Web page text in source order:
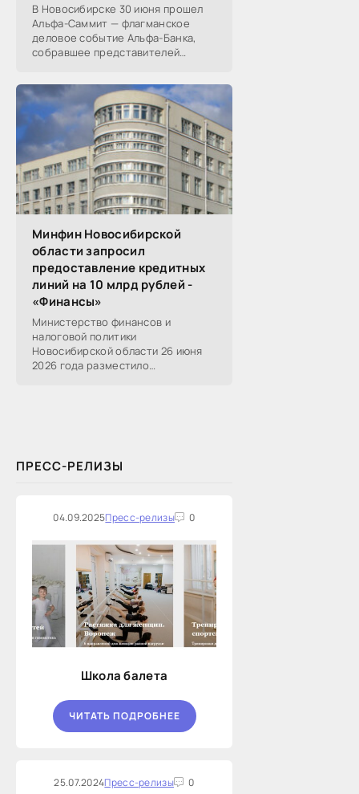
В Новосибирске 30 июня прошел
Альфа-Саммит — флагманское
деловое событие Альфа-Банка,
собравшее представителей
реального, технологического,
финансового и других
Минфин Новосибирской
области запросил
предоставление кредитных
линий на 10 млрд рублей -
«Финансы»
Министерство финансов и
налоговой политики
Новосибирской области 26 июня
2026 года разместило
ПРЕСС-РЕЛИЗЫ
04.09.2025Пресс-релизы 0
Школа балета
ЧИТАТЬ ПОДРОБНЕЕ
25.07.2024Пресс-релизы 0